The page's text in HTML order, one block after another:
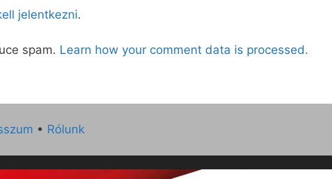
jelentkezni.
spam. Learn how your comment data is processed.
• Rólunk